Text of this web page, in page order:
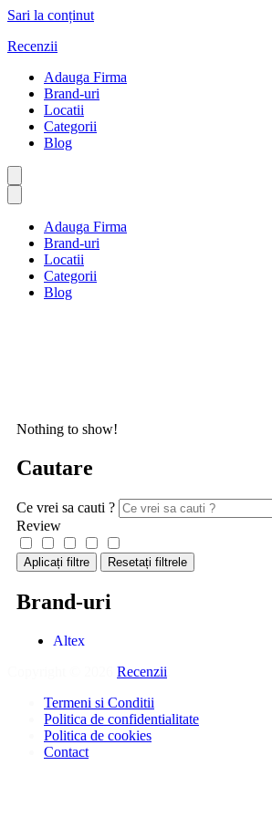
Sari la conținut
Recenzii
Adauga Firma
Brand-uri
Locatii
Categorii
Blog
Adauga Firma
Brand-uri
Locatii
Categorii
Blog
Nothing to show!
Cautare
Ce vrei sa cauti ?
Review
Aplicați filtre Resetați filtrele
Brand-uri
Altex
Recenzii
Termeni si Conditii
Politica de confidentialitate
Politica de cookies
Contact